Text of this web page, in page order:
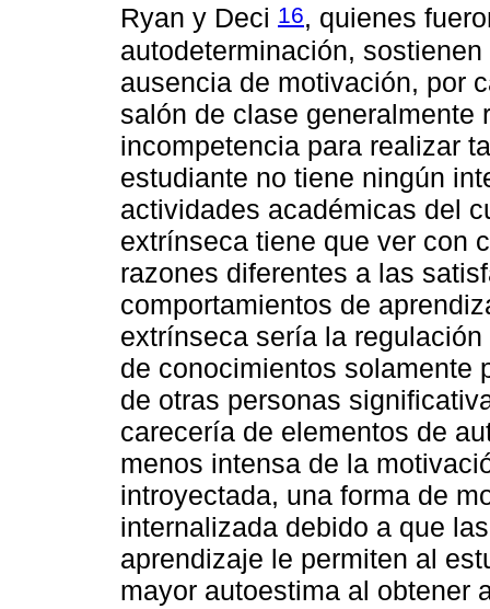
Ryan y Deci 16, quienes
autodeterminación,
ausencia de motivación, por
salón de clase generalmente
incompetencia para realizar
estudiante no tiene ningún
actividades académicas del
extrínseca tiene que ver con
razones diferentes a las
comportamientos de
extrínseca sería la
de conocimientos solamente
de otras personas
carecería de elementos de
menos intensa de la
introyectada, una forma de
internalizada debido a que
aprendizaje le permiten al
mayor autoestima al obtener